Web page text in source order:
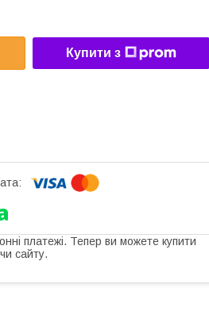
Купити з
платежі. Тепер ви можете купити
сайту.